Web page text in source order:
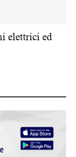
elettrici ed